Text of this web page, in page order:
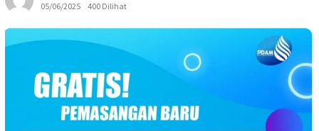
05/06/2025
400 Dilihat